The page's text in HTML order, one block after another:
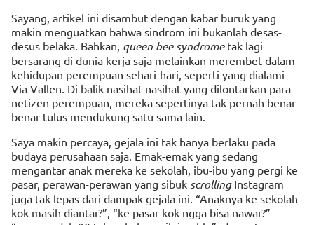
Sayang, artikel ini disambut dengan kabar buruk yang
makin menguatkan bahwa sindrom ini bukanlah desas-
desus belaka. Bahkan, queen bee syndrome tak lagi
bersarang di dunia kerja saja melainkan merembet dalam
kehidupan perempuan sehari-hari, seperti yang dialami
Via Vallen. Di balik nasihat-nasihat yang dilontarkan para
netizen perempuan, mereka sepertinya tak pernah benar-
benar tulus mendukung satu sama lain.
Saya makin percaya, gejala ini tak hanya berlaku pada
budaya perusahaan saja. Emak-emak yang sedang
mengantar anak mereka ke sekolah, ibu-ibu yang pergi ke
pasar, perawan-perawan yang sibuk scrolling Instagram
juga tak lepas dari dampak gejala ini. “Anaknya ke sekolah
kok masih diantar?”, “ke pasar kok ngga bisa nawar?”